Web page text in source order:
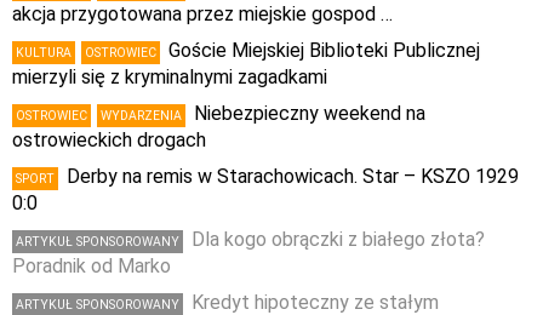
akcja przygotowana przez miejskie gospod …
KULTURA OSTROWIEC
Goście Miejskiej Biblioteki Publicznej
mierzyli się z kryminalnymi zagadkami
OSTROWIEC WYDARZENIA
Niebezpieczny weekend na
ostrowieckich drogach
SPORT
Derby na remis w Starachowicach. Star – KSZO 1929
0:0
ARTYKUŁ SPONSOROWANY
Dla kogo obrączki z białego złota?
Poradnik od Marko
ARTYKUŁ SPONSOROWANY
Kredyt hipoteczny ze stałym